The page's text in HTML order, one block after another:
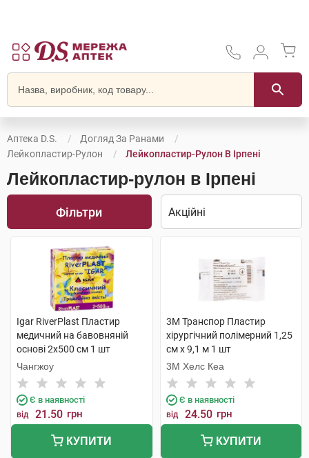
Аптека D.S.
Догляд За Ранами
Лейкопластир-Рулон
Лейкопластир-Рулон В Ірпені
Лейкопластир-рулон в Ірпені
Фільтри
Igar RiverPlast Пластир
медичний на бавовняній
основі 2х500 см 1 шт
Чангжоу
Є в наявності
від 21.50 грн
КУПИТИ
3M Транспор Пластир
хірургічний полімерний 1,25
см х 9,1 м 1 шт
3M Хелс Кеа
Є в наявності
від 24.50 грн
КУПИТИ